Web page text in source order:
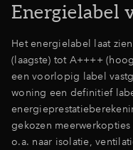
Energielabel
Het energielabel laat
(laagste) tot A++++
een voorlopig label
woning een definitief
gekozen
o.a. naar isolatie,